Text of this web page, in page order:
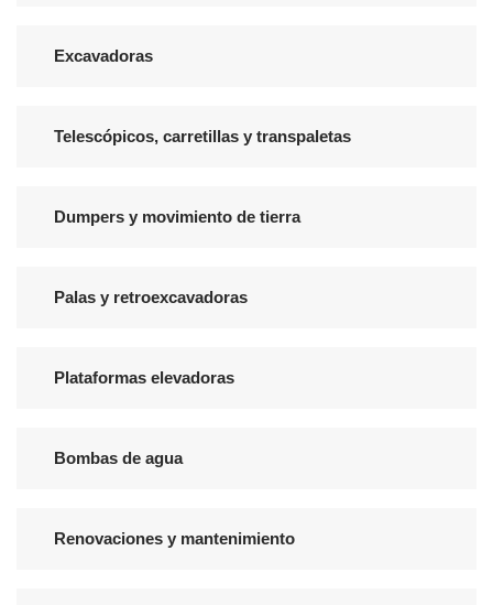
Excavadoras
Telescópicos, carretillas y transpaletas
Dumpers y movimiento de tierra
Palas y retroexcavadoras
Plataformas elevadoras
Bombas de agua
Renovaciones y mantenimiento